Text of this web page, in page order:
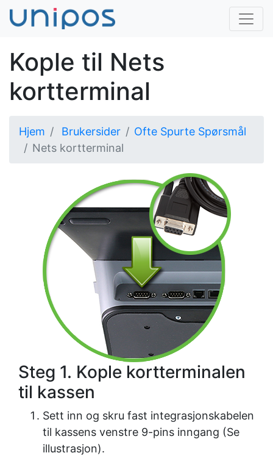
Kople til Nets
kortterminal
Hjem Brukersider
Ofte Spurte Spørsmål
Nets kortterminal
Steg 1. Kople kortterminalen
til kassen
Sett inn og skru fast integrasjonskabelen
til kassens venstre 9-pins inngang (Se
illustrasjon).